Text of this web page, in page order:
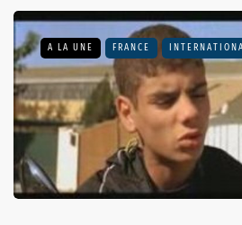
A LA UNE FRANCE